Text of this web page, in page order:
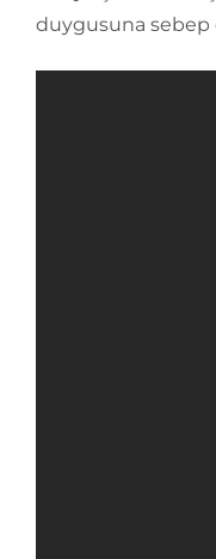
duygusuna sebep